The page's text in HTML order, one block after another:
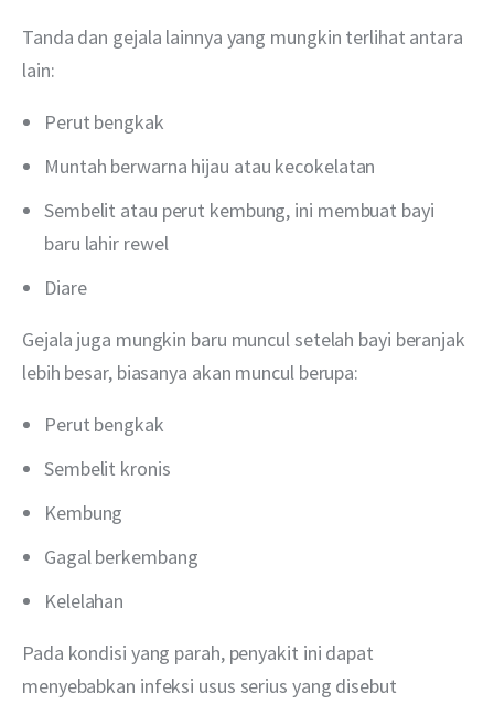
Tanda dan gejala lainnya yang mungkin terlihat antara
lain:
Perut bengkak
Muntah berwarna hijau atau kecokelatan
Sembelit atau perut kembung, ini membuat bayi
baru lahir rewel
Diare
Gejala juga mungkin baru muncul setelah bayi beranjak
lebih besar, biasanya akan muncul berupa:
Perut bengkak
Sembelit kronis
Kembung
Gagal berkembang
Kelelahan
Pada kondisi yang parah, penyakit ini dapat
menyebabkan infeksi usus serius yang disebut